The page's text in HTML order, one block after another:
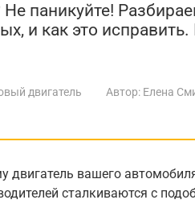
паникуйте!
и как это
двигатель Автор: Елена
двигатель вашего
сталкиваются с